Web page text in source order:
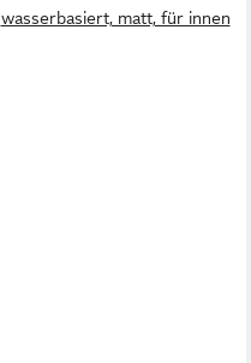
wasserbasiert, matt, für innen